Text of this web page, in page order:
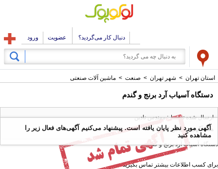
دنبال کار می‌گردید؟ عضویت ورود
استان تهران > شهر تهران > صنعت > ماشین آلات صنعتی
دستگاه آسیاب آرد برنج و گندم
ارسال شده توسط : مهندس نادین
همه آگهی های این کاربر
دستگاه آسیاب آرد برنج و گندم
برای کسب اطلاعات بیشتر تماس بگیرید
آگهی مورد نظر پایان یافته است. پیشنهاد می‌کنیم آگهی‌های فعال زیر را
مشاهده کنید